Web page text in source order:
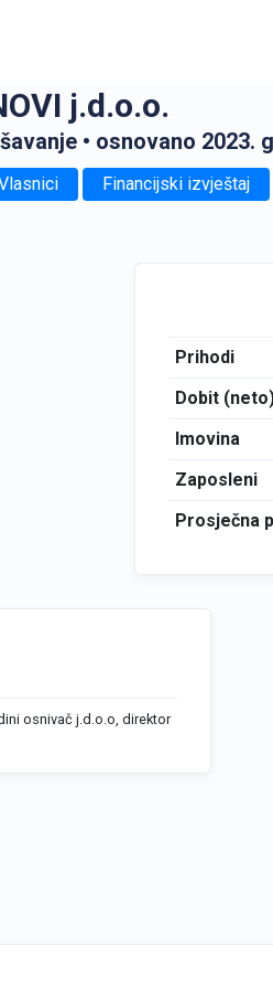
j.d.o.o.
• osnovano 2023.
Financijski izvještaj
Prihodi
Dobit
Imovina
Zaposleni
Prosječna
osnivač j.d.o.o, direktor